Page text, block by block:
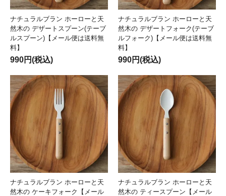
ナチュラルブラン ホーローと天
然木の デザートスプーン(テーブ
ルスプーン)【メール便は送料無
料】
990円(税込)
ナチュラルブラン ホーローと天
然木の デザートフォーク(テーブ
ルフォーク)【メール便は送料無
料】
990円(税込)
ナチュラルブラン ホーローと天
然木の ケーキフォーク【メール
ナチュラルブラン ホーローと天
然木の ティースプーン【メール